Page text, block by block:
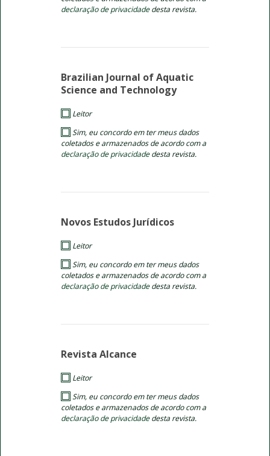
declaração de privacidadedesta revista.
Brazilian Journal of Aquatic
Science and Technology
Leitor
coletados e armazenados de acordo com a
declaração de privacidadedesta revista.
Novos Estudos Jurí­dicos
Leitor
coletados e armazenados de acordo com a
declaração de privacidadedesta revista.
Revista Alcance
Leitor
coletados e armazenados de acordo com a
declaração de privacidadedesta revista.